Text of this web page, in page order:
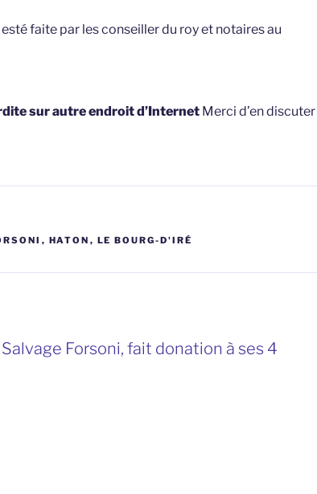
faite par les conseiller du roy et notaires au
sur autre endroit d’Internet Merci d’en discuter
, HATON , LE BOURG-D'IRÉ
Forsoni, fait donation à ses 4